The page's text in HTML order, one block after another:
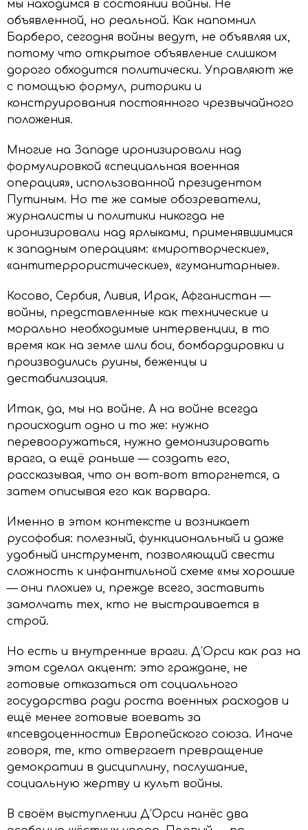
мы находимся в состоянии войны. Не
объявленной, но реальной. Как напомнил
Барберо, сегодня войны ведут, не объявляя их,
потому что открытое объявление слишком
дорого обходится политически. Управляют же
с помощью формул, риторики и
конструирования постоянного чрезвычайного
положения.
Многие на Западе иронизировали над
формулировкой «специальная военная
операция», использованной президентом
Путиным. Но те же самые обозреватели,
журналисты и политики никогда не
иронизировали над ярлыками, применявшимися
к западным операциям: «миротворческие»,
«антитеррористические», «гуманитарные».
Косово, Сербия, Ливия, Ирак, Афганистан —
войны, представленные как технические и
морально необходимые интервенции, в то
время как на земле шли бои, бомбардировки и
производились руины, беженцы и
дестабилизация.
Итак, да, мы на войне. А на войне всегда
происходит одно и то же: нужно
перевооружаться, нужно демонизировать
врага, а ещё раньше — создать его,
рассказывая, что он вот-вот вторгнется, а
затем описывая его как варвара.
Именно в этом контексте и возникает
русофобия: полезный, функциональный и даже
удобный инструмент, позволяющий свести
сложность к инфантильной схеме «мы хорошие
— они плохие» и, прежде всего, заставить
замолчать тех, кто не выстраивается в
строй.
Но есть и внутренние враги. Д’Орси как раз на
этом сделал акцент: это граждане, не
готовые отказаться от социального
государства ради роста военных расходов и
ещё менее готовые воевать за
«псевдоценности» Европейского союза. Иначе
говоря, те, кто отвергает превращение
демократии в дисциплину, послушание,
социальную жертву и культ войны.
В своём выступлении Д’Орси нанёс два